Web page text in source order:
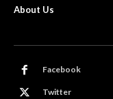
About Us
Facebook
Twitter